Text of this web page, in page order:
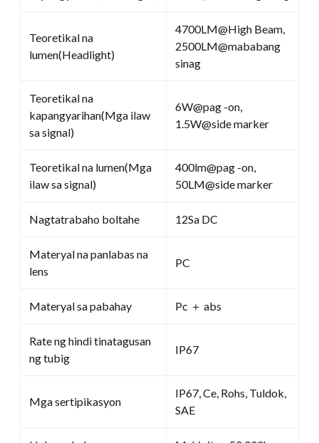
Teoretikal na
lumen(Headlight)
4700LM@High Beam,
2500LM@mababang
sinag
Teoretikal na
kapangyarihan(Mga ilaw
sa signal)
6W@pag -on,
1.5W@side marker
Teoretikal na lumen(Mga
ilaw sa signal)
400lm@pag -on,
50LM@side marker
Nagtatrabaho boltahe 12Sa DC
Materyal na panlabas na
lens
PC
Materyal sa pabahay Pc ＋ abs
Rate ng hindi tinatagusan
ng tubig
IP67
Mga sertipikasyon
IP67, Ce, Rohs, Tuldok,
SAE